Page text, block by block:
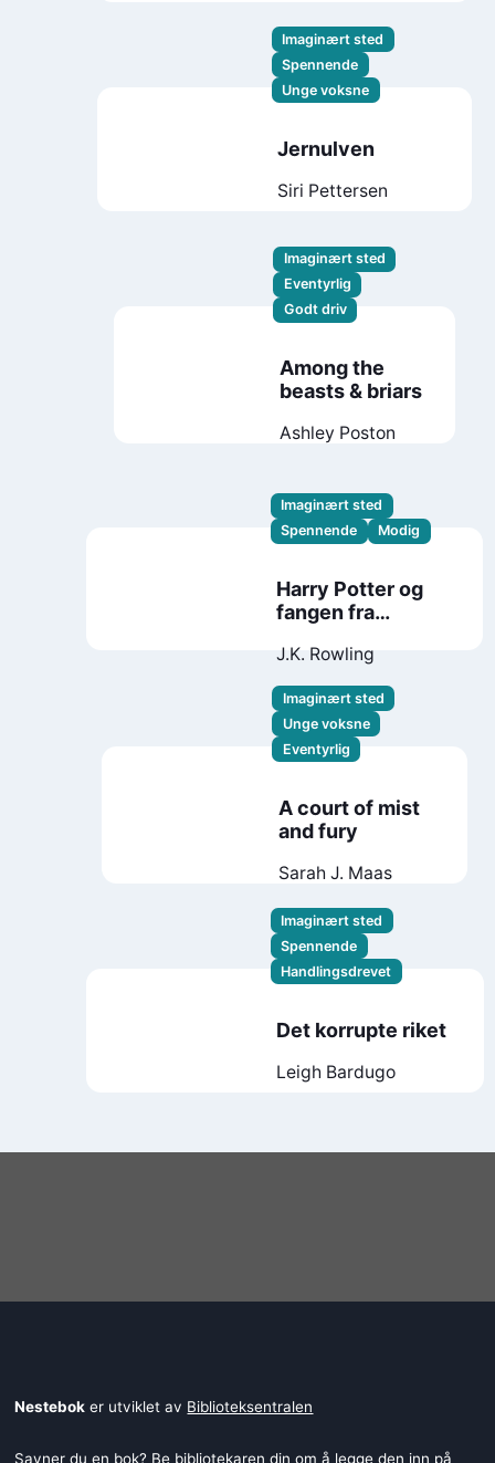
Imaginært sted
Spennende
Unge voksne
Jernulven
Siri Pettersen
Imaginært sted
Eventyrlig
Godt driv
Among the
beasts & briars
Ashley Poston
Imaginært sted
Spennende
Modig
Harry Potter og
fangen fra
J.K. Rowling
Imaginært sted
Unge voksne
Eventyrlig
A court of mist
and fury
Sarah J. Maas
Imaginært sted
Spennende
Handlingsdrevet
Det korrupte riket
Leigh Bardugo
Nestebok er utviklet av Biblioteksentralen
Savner du en bok? Be bibliotekaren din om å legge den inn på